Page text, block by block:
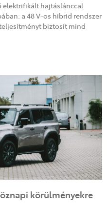
elektrifikált hajtáslánccal
a 48 V-os hibrid rendszer
biztosít mind
körülményekre